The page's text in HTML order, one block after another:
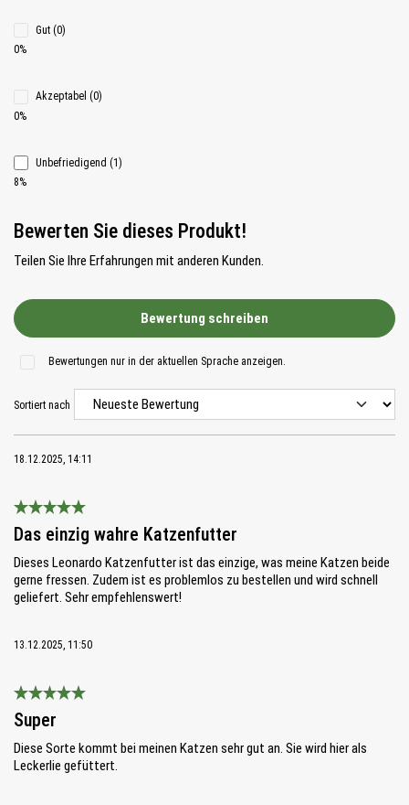
Gut (0)
0%
Akzeptabel (0)
0%
Unbefriedigend (1)
8%
Bewerten Sie dieses Produkt!
Teilen Sie Ihre Erfahrungen mit anderen Kunden.
Bewertung schreiben
Bewertungen nur in der aktuellen Sprache anzeigen.
Sortiert nach
18.12.2025, 14:11
Bewertung mit 5 von 5 Sternen
Das einzig wahre Katzenfutter
Dieses Leonardo Katzenfutter ist das einzige, was meine Katzen beide
gerne fressen. Zudem ist es problemlos zu bestellen und wird schnell
geliefert. Sehr empfehlenswert!
13.12.2025, 11:50
Bewertung mit 5 von 5 Sternen
Super
Diese Sorte kommt bei meinen Katzen sehr gut an. Sie wird hier als
Leckerlie gefüttert.